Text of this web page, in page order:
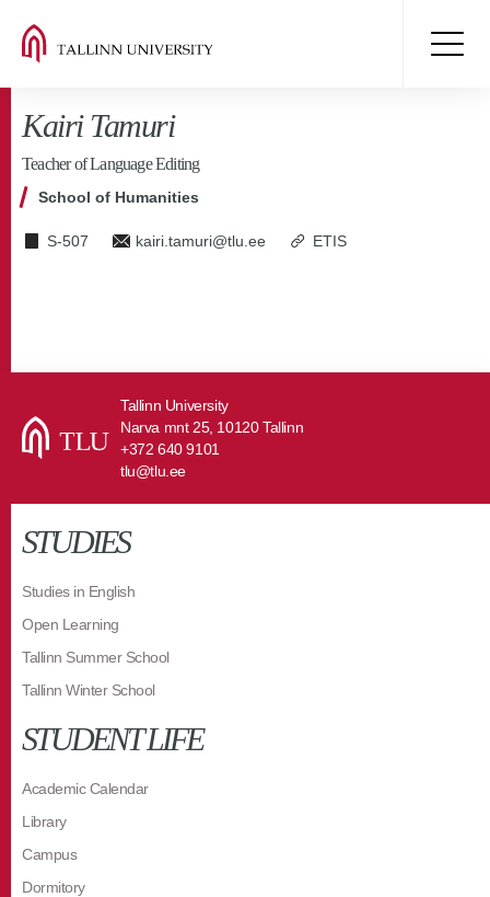
Kairi Tamuri
Teacher of Language Editing
School of Humanities
S-507 kairi.tamuri@tlu.ee ETIS
Tallinn University
Narva mnt 25, 10120 Tallinn
+372 640 9101
tlu@tlu.ee
STUDIES
Studies in English
Open Learning
Tallinn Summer School
Tallinn Winter School
STUDENT LIFE
Academic Calendar
Library
Campus
Dormitory